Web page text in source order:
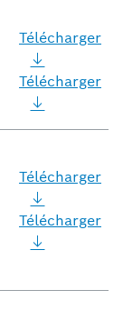
Télécharger
Télécharger
Télécharger
Télécharger